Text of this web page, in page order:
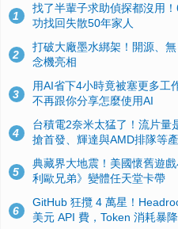
1
找了半輩子求助偵探都沒用
功找回失散50年家人
2
打破大廠墨水綁架！開源、
念機亮相
3
用AI省下4小時竟被塞更多工
不再跟你分享怎麼使用AI
4
台積電2奈米太猛了！流片量
搶首發、輝達與AMD排隊等
5
典藏界大地震！美國懷舊遊
利歐兄弟》變體任天堂卡帶
6
GitHub 狂攬 4 萬星！
美元 API 費，Token 消耗暴